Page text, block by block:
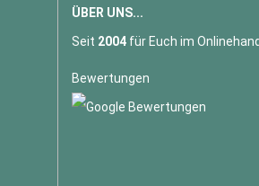
ÜBER UNS...
Seit 2004 für Euch im
Bewertungen